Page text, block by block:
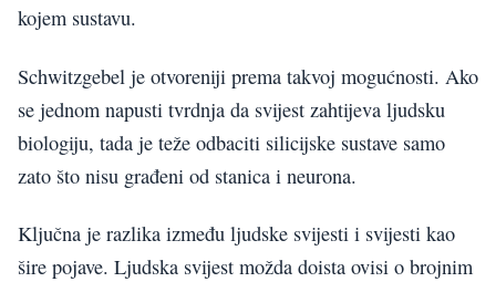
kojem sustavu.
Schwitzgebel je otvoreniji prema takvoj mogućnosti. Ako
se jednom napusti tvrdnja da svijest zahtijeva ljudsku
biologiju, tada je teže odbaciti silicijske sustave samo
zato što nisu građeni od stanica i neurona.
Ključna je razlika između ljudske svijesti i svijesti kao
šire pojave. Ljudska svijest možda doista ovisi o brojnim